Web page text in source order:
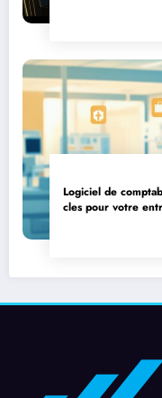
Logiciel de
cles pour votre